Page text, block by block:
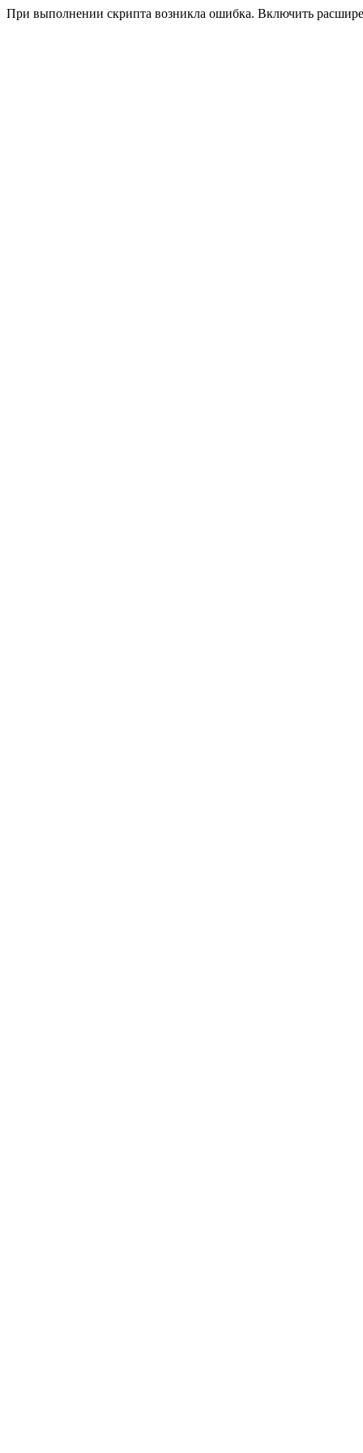
При выполнении скрипта возникла ошибка. Включить